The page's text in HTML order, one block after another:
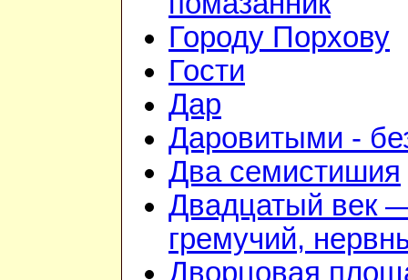
Городу Порхову
Гости
Дар
Даровитыми -
Два семистишия
Двадцатый век
гремучий,
Дворцовая